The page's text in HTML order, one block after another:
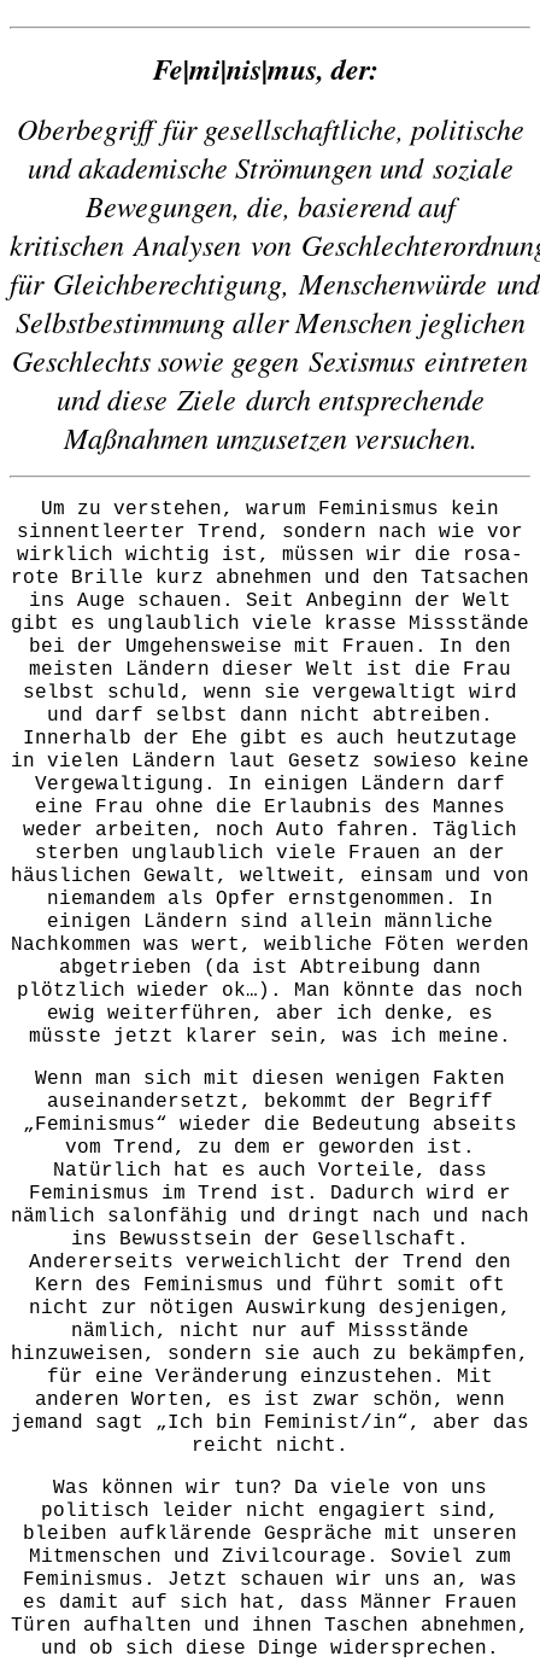
Fe|mi|nis|mus, der:
Oberbegriff für gesellschaftliche, politische
und akademische Strömungen und soziale
Bewegungen, die, basierend auf
kritischen Analysen von
für Gleichberechtigung, Menschenwürde und
Selbstbestimmung aller Menschen jeglichen
Geschlechts sowie gegen Sexismus eintreten
und diese Ziele durch entsprechende
Maßnahmen umzusetzen versuchen.
Um zu verstehen, warum Feminismus kein
sinnentleerter Trend, sondern nach wie vor
wirklich wichtig ist, müssen wir die rosa-
rote Brille kurz abnehmen und den Tatsachen
ins Auge schauen. Seit Anbeginn der Welt
gibt es unglaublich viele krasse Missstände
bei der Umgehensweise mit Frauen. In den
meisten Ländern dieser Welt ist die Frau
selbst schuld, wenn sie vergewaltigt wird
und darf selbst dann nicht abtreiben.
Innerhalb der Ehe gibt es auch heutzutage
in vielen Ländern laut Gesetz sowieso keine
Vergewaltigung. In einigen Ländern darf
eine Frau ohne die Erlaubnis des Mannes
weder arbeiten, noch Auto fahren. Täglich
sterben unglaublich viele Frauen an der
häuslichen Gewalt, weltweit, einsam und von
niemandem als Opfer ernstgenommen. In
einigen Ländern sind allein männliche
Nachkommen was wert, weibliche Föten werden
abgetrieben (da ist Abtreibung dann
plötzlich wieder ok…). Man könnte das noch
ewig weiterführen, aber ich denke, es
müsste jetzt klarer sein, was ich meine.
Wenn man sich mit diesen wenigen Fakten
auseinandersetzt, bekommt der Begriff
„Feminismus“ wieder die Bedeutung abseits
vom Trend, zu dem er geworden ist.
Natürlich hat es auch Vorteile, dass
Feminismus im Trend ist. Dadurch wird er
nämlich salonfähig und dringt nach und nach
ins Bewusstsein der Gesellschaft.
Andererseits verweichlicht der Trend den
Kern des Feminismus und führt somit oft
nicht zur nötigen Auswirkung desjenigen,
nämlich, nicht nur auf Missstände
hinzuweisen, sondern sie auch zu bekämpfen,
für eine Veränderung einzustehen. Mit
anderen Worten, es ist zwar schön, wenn
jemand sagt „Ich bin Feminist/in“, aber das
reicht nicht.
Was können wir tun? Da viele von uns
politisch leider nicht engagiert sind,
bleiben aufklärende Gespräche mit unseren
Mitmenschen und Zivilcourage. Soviel zum
Feminismus. Jetzt schauen wir uns an, was
es damit auf sich hat, dass Männer Frauen
Türen aufhalten und ihnen Taschen abnehmen,
und ob sich diese Dinge widersprechen.